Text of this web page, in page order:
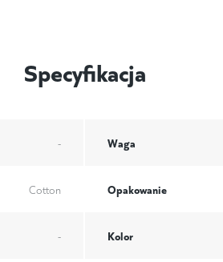
Specyfikacja
- Waga
Cotton Opakowanie
- Kolor